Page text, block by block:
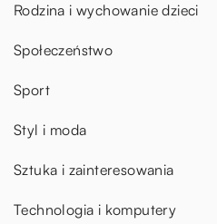
Rodzina i wychowanie dzieci
Społeczeństwo
Sport
Styl i moda
Sztuka i zainteresowania
Technologia i komputery